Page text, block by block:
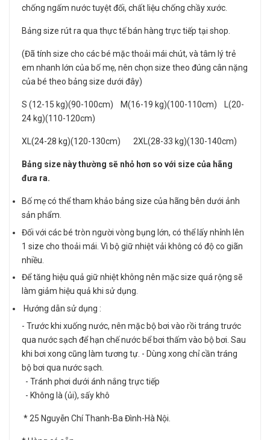
chống ngấm nước tuyệt đối, chất liệu chống chầy xước.
Bảng size rút ra qua thực tế bán hàng trực tiếp tại shop.
(Đã tính size cho các bé mặc thoải mái chút, và tâm lý trẻ
em nhanh lớn của bố mẹ, nên chọn size theo đúng cân nặng
của bé theo bảng size dưới đây)
S (12-15 kg)(90-100cm) M(16-19 kg)(100-110cm) L(20-
24 kg)(110-120cm)
XL(24-28 kg)(120-130cm) 2XL(28-33 kg)(130-140cm)
Bảng size này thường sẽ nhỏ hơn so với size của hãng
đưa ra.
Bố mẹ có thể tham khảo bảng size của hãng bên dưới ảnh
sản phẩm.
Đối với các bé tròn người vòng bụng lớn, có thể lấy nhỉnh lên
1 size cho thoải mái. Vì bộ giữ nhiệt vải không có độ co giãn
nhiều.
Để tăng hiệu quả giữ nhiệt không nên mặc size quá rộng sẽ
làm giảm hiệu quả khi sử dụng.
Hướng dẫn sử dụng :
- Trước khi xuống nước, nên mặc bộ bơi vào rồi tráng trước
qua nước sạch để hạn chế nước bể bơi thấm vào bộ bơi. Sau
khi bơi xong cũng làm tương tự. - Dùng xong chỉ cần tráng
bộ bơi qua nước sạch.
- Tránh phơi dưới ánh nắng trực tiếp
- Không là (ủi), sấy khô
* 25 Nguyễn Chí Thanh-Ba Đình-Hà Nội.